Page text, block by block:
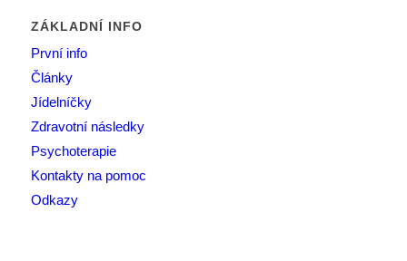
ZÁKLADNÍ INFO
První info
Články
Jídelníčky
Zdravotní následky
Psychoterapie
Kontakty na pomoc
Odkazy